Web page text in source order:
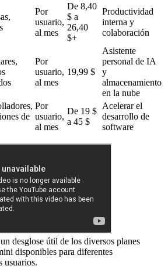
Por
usuario,
al mes
De 8,40
$ a
26,40
$+
Productividad
interna y
colaboración
Por
usuario,
al mes
19,99 $
Asistente
personal de IA
y
almacenamiento
en la nube
de
Por
usuario,
al mes
De 19 $
a 45 $
Acelerar el
desarrollo de
software
desglose útil de los diversos planes
disponibles para diferentes
usuarios.